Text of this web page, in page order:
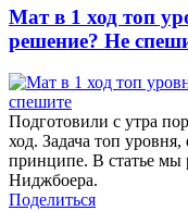
Мат в 1 ход топ
решение? Не
Подготовили с утра
ход. Задача топ
принципе. В статье мы
Ниджбоера.
Поделиться